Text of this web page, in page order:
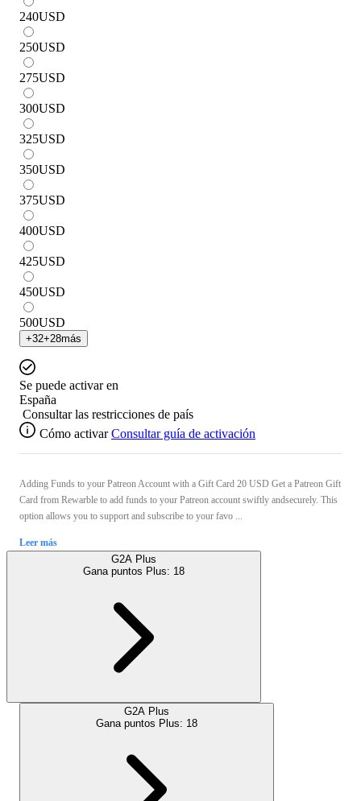
240USD
250USD
275USD
300USD
325USD
350USD
375USD
400USD
425USD
450USD
500USD
+32+28más
Se puede activar en
España
Consultar las restricciones de país
Cómo activar Consultar guía de activación
Adding Funds to your Patreon Account with a Gift Card 20 USD Get a Patreon Gift
Card from Rewarble to add funds to your Patreon account swiftly andsecurely. This
option allows you to support and subscribe to your favo ...
Leer más
G2A Plus
Gana puntos Plus: 18
G2A Plus
Gana puntos Plus: 18